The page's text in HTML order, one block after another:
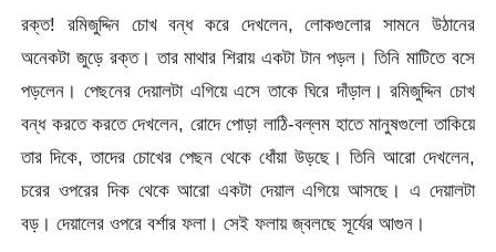
রক্ত! রমিজুদ্দিন চোখ বন্ধ করে দেখলেন, লোকগুলোর সামনে উঠানের
অনেকটা জুড়ে রক্ত। তার মাথার শিরায় একটা টান পড়ল। তিনি মাটিতে বসে
পড়লেন। পেছনের দেয়ালটা এগিয়ে এসে তাকে ঘিরে দাঁড়াল। রমিজুদ্দিন চোখ
বন্ধ করতে করতে দেখলেন, রোদে পোড়া লাঠি-বল্লম হাতে মানুষগুলো তাকিয়ে
তার দিকে, তাদের চোখের পেছন থেকে ধোঁয়া উড়ছে। তিনি আরো দেখলেন,
চরের ওপরের দিক থেকে আরো একটা দেয়াল এগিয়ে আসছে। এ দেয়ালটা
বড়। দেয়ালের ওপরে বর্শার ফলা। সেই ফলায় জ্বলছে সূর্যের আগুন।